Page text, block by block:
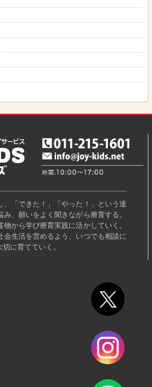
「できた！」「やった！」という達
、願いをよく聞きながら療育する。
から学び療育実践に活かしていく。
生活を営めるよう、いつでも相談に
に育てていく。